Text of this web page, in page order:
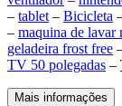
– tablet – Bicicleta
– maquina de lavar
geladeira frost free
TV 50 polegadas –
Mais informações